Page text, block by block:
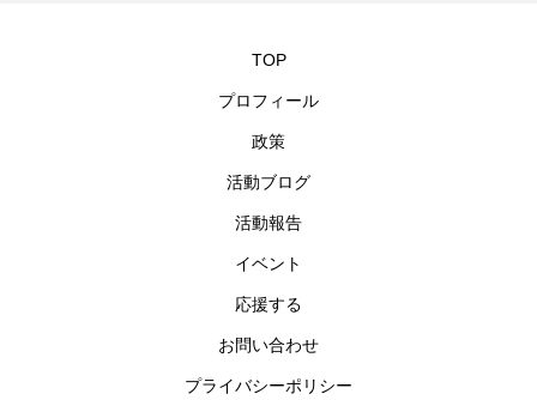
TOP
プロフィール
政策
活動ブログ
活動報告
イベント
応援する
お問い合わせ
プライバシーポリシー